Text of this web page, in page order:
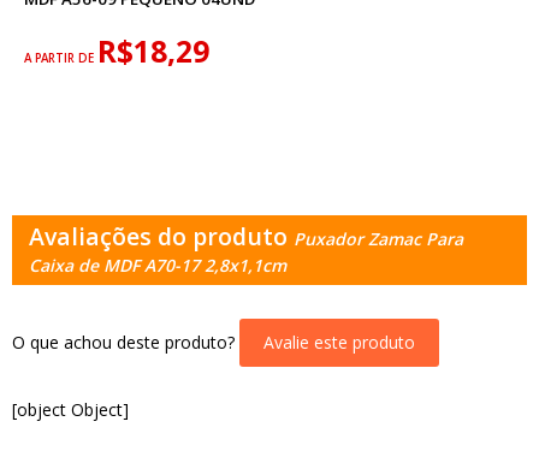
A PARTIR DE R$18,29
Avaliações do produto Puxador Zamac Para
Caixa de MDF A70-17 2,8x1,1cm
O que achou deste produto? Avalie este produto
[object Object]